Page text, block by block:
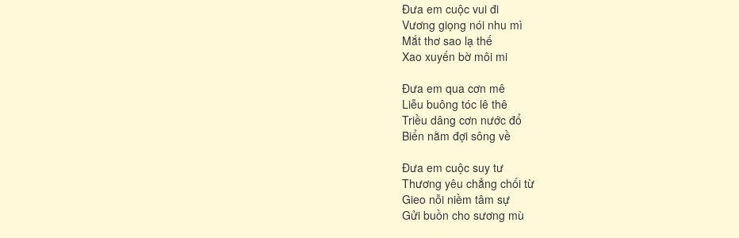
Đưa em cuộc vui đi
Vương giọng nói nhu mì
Mắt thơ sao lạ thế
Xao xuyến bờ môi mi
Đưa em qua cơn mê
Liễu buông tóc lê thê
Triều dâng cơn nước đổ
Biển nằm đợi sông về
Đưa em cuộc suy tư
Thương yêu chẳng chối từ
Gieo nỗi niềm tâm sự
Gửi buồn cho sương mù